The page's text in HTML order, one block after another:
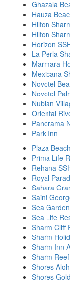
Ghazala
Hauza
Hilton
Hilton
Horizon
La Perla
Marmara
Mexicana
Novotel
Novotel
Nubian
Oriental
Panorama
Park Inn
Plaza Beach
Prima Life
Rehana
Royal
Sahara
Saint
Sea Garden
Sea Life
Sharm Cliff
Sharm
Sharm Inn
Sharm Reef
Shores
Shores